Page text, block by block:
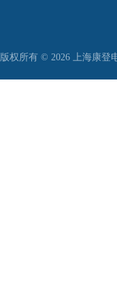
版权所有 © 2026 上海康登